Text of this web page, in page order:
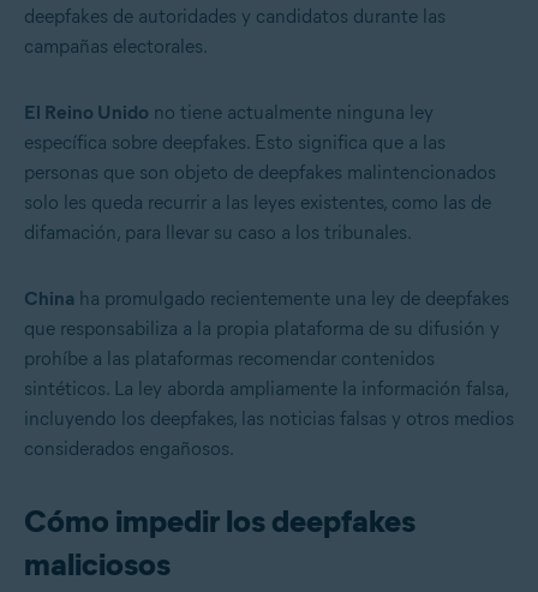
deepfakes de autoridades y candidatos durante las
campañas electorales.
El Reino Unido no tiene actualmente ninguna ley
específica sobre deepfakes. Esto significa que a las
personas que son objeto de deepfakes malintencionados
solo les queda recurrir a las leyes existentes, como las de
difamación, para llevar su caso a los tribunales.
China ha promulgado recientemente una ley de deepfakes
que responsabiliza a la propia plataforma de su difusión y
prohíbe a las plataformas recomendar contenidos
sintéticos. La ley aborda ampliamente la información falsa,
incluyendo los deepfakes, las noticias falsas y otros medios
considerados engañosos.
Cómo impedir los deepfakes
maliciosos